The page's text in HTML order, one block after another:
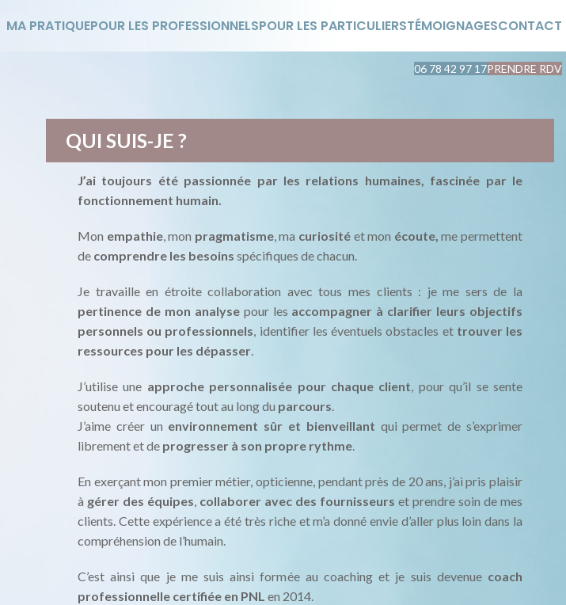
MA PRATIQUEPOUR LES PROFESSIONNELSPOUR LES PARTICULIERSTÉMOIGNAGESCONTACT
06 78 42 97 17PRENDRE RDV
QUI SUIS-JE ?
J’ai toujours été passionnée par les relations humaines, fascinée par le
fonctionnement humain.
Mon empathie, mon pragmatisme, ma curiosité et mon écoute,me permettent
de comprendre les besoins spécifiques de chacun.
Je travaille en étroite collaboration avec tous mes clients : je me sers de la
pertinence de mon analyse pour les accompagner à clarifier leurs objectifs
personnels ou professionnels, identifier les éventuels obstacles et trouver les
ressources pour les dépasser.
J’utilise une approche personnalisée pour chaque client, pour qu’il se sente
soutenu et encouragé tout au long du parcours.
J’aime créer un environnement sûr et bienveillant qui permet de s’exprimer
librement et de progresser à son propre rythme.
En exerçant mon premier métier, opticienne, pendant près de 20 ans, j’ai pris plaisir
à gérer des équipes, collaborer avec des fournisseurs et prendre soin de mes
clients. Cette expérience a été très riche et m’a donné envie d’aller plus loin dans la
compréhension de l’humain.
C’est ainsi que je me suis ainsi formée au coaching et je suis devenue coach
professionnelle certifiée en PNL en 2014.